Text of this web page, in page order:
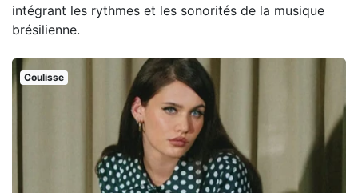
intégrant les rythmes et les sonorités de la musique
brésilienne.
Coulisse